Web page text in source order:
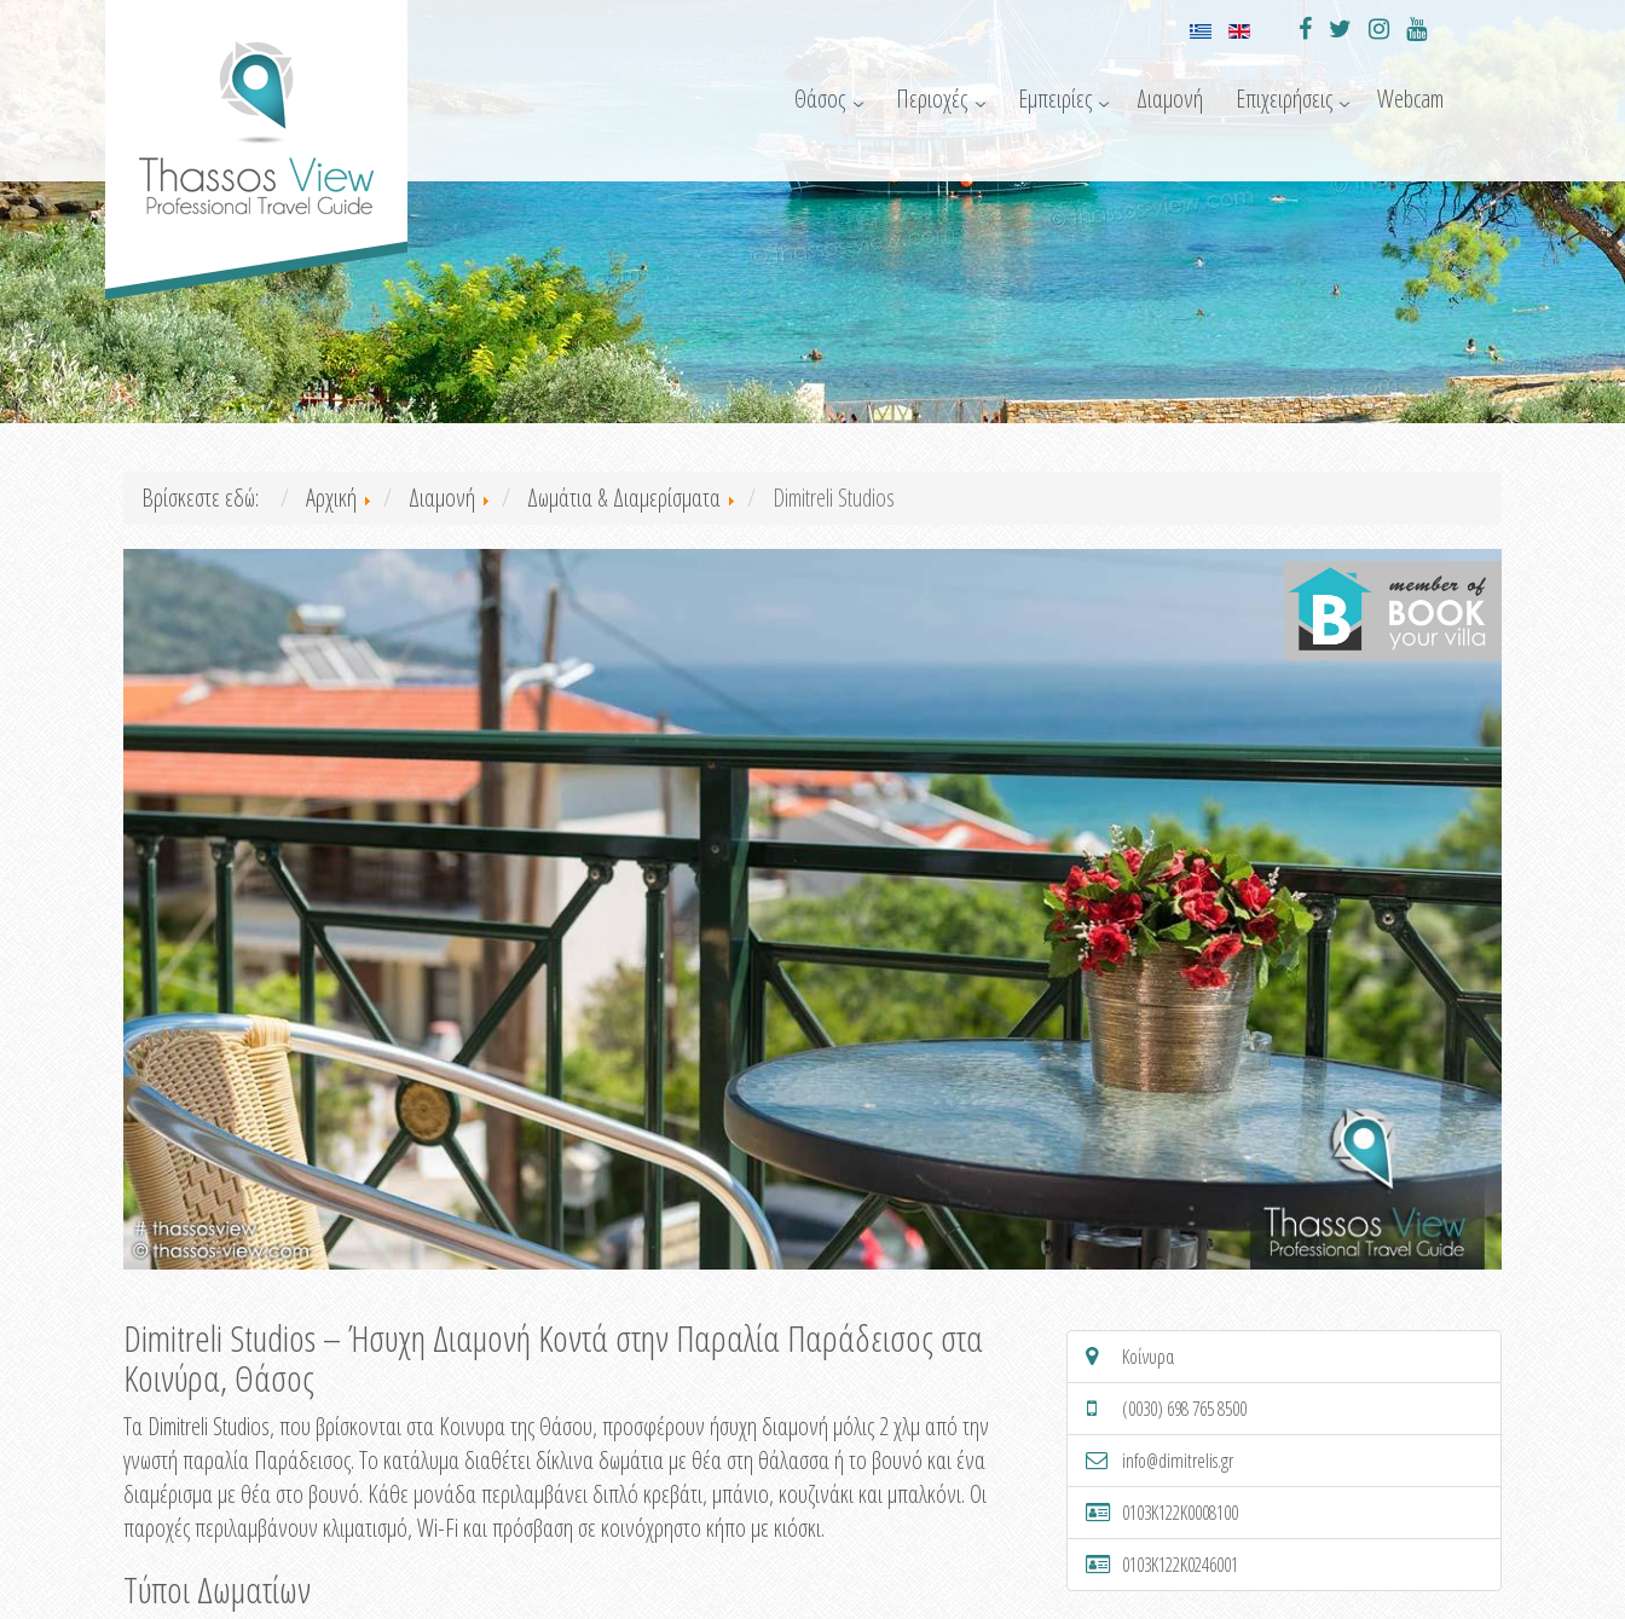
Θάσος Περιοχές Εμπειρίες Διαμονή Επιχειρήσεις Webcam
Βρίσκεστε εδώ: Αρχική Διαμονή Δωμάτια & Διαμερίσματα Dimitreli Studios
Dimitreli Studios – Ήσυχη Διαμονή Κοντά στην Παραλία Παράδεισος στα
Κοινύρα, Θάσος
Τα Dimitreli Studios, που βρίσκονται στα Κοινυρα της Θάσου, προσφέρουν ήσυχη διαμονή μόλις 2 χλμ από την
γνωστή παραλία Παράδεισος. Το κατάλυμα διαθέτει δίκλινα δωμάτια με θέα στη θάλασσα ή το βουνό και ένα
διαμέρισμα με θέα στο βουνό. Κάθε μονάδα περιλαμβάνει διπλό κρεβάτι, μπάνιο, κουζινάκι και μπαλκόνι. Οι
παροχές περιλαμβάνουν κλιματισμό, Wi-Fi και πρόσβαση σε κοινόχρηστο κήπο με κιόσκι.
Τύποι Δωματίων
Κοίνυρα
(0030) 698 765 8500
info@dimitrelis.gr
0103K122K0008100
0103K122K0246001